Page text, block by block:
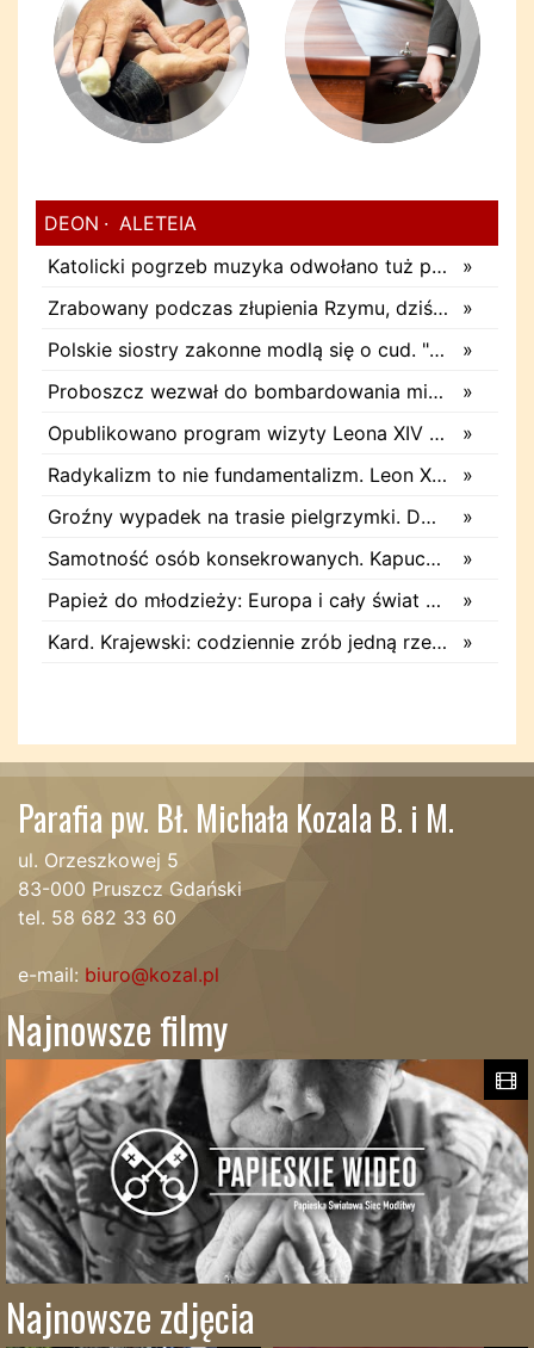
DEON
ALETEIA
»
Katolicki pogrzeb muzyka odwołano tuż przed uroczystością. Powodem była przynależność do masonerii
»
Zrabowany podczas złupienia Rzymu, dziś znów zachwyca. Wyjątkowy arras w Castel Gandolfo
»
Polskie siostry zakonne modlą się o cud. "To będzie pieczęć Pana Boga dla naszej wiary"
»
Proboszcz wezwał do bombardowania migrantów. "Masowy ogień przeciwko najeźdźcom!"
»
Opublikowano program wizyty Leona XIV we Francji
»
Radykalizm to nie fundamentalizm. Leon XIV w Asyżu
»
Groźny wypadek na trasie pielgrzymki. Dwie osoby trafiły do szpitala
»
Samotność osób konsekrowanych. Kapucyn: Życie w pojedynkę rzadko jest sielanką
»
Papież do młodzieży: Europa i cały świat poszukują pośród was nowych świętych
»
Kard. Krajewski: codziennie zrób jedną rzecz. Zobaczysz, co stanie się z twoim życiem
Parafia pw. Bł. Michała Kozala B. i M.
ul. Orzeszkowej 5
83-000 Pruszcz Gdański
tel. 58 682 33 60
e-mail: biuro@kozal.pl
Najnowsze filmy
Najnowsze zdjęcia